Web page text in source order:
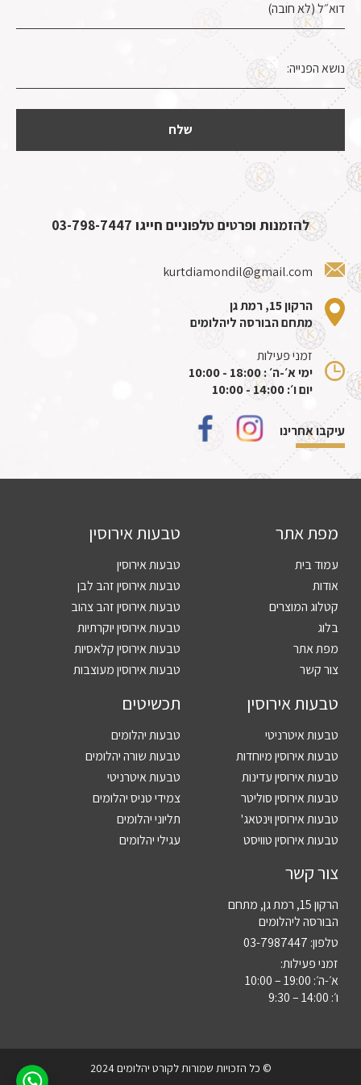
להזמנות ופרטים טלפוניים חייגו 03-798-7447
kurtdiamondil@gmail.com
הרקון 15, רמת גן
מתחם הבורסה ליהלומים
זמני פעילות
ימי א׳-ה׳ : 18:00 - 10:00
יום ו׳: 14:00 - 10:00
עיקבו אחרינו
מפת אתר
עמוד בית
אודות
קטלוג המוצרים
בלוג
מפת אתר
צור קשר
טבעות אירוסין
טבעות אירוסין
טבעות אירוסין זהב לבן
טבעות אירוסין זהב צהוב
טבעות אירוסין יוקרתיות
טבעות אירוסין קלאסיות
טבעות אירוסין מעוצבות
טבעות אירוסין
טבעות איטרניטי
טבעות אירוסין מיוחדות
טבעות אירוסין עדינות
טבעות אירוסין סוליטר
טבעות אירוסין וינטאג'
טבעות אירוסין טוויסט
תכשיטים
טבעות יהלומים
טבעות שורה יהלומים
טבעות איטרניטי
צמידי טניס יהלומים
תליוני יהלומים
עגילי יהלומים
צור קשר
הרקון 15, רמת גן, מתחם
הבורסה ליהלומים
טלפון: 03-7987447
זמני פעילות:
א׳-ה׳: 19:00 – 10:00
ו׳: 14:00 – 9:30
© כל הזכויות שמורות לקורט יהלומים 2024